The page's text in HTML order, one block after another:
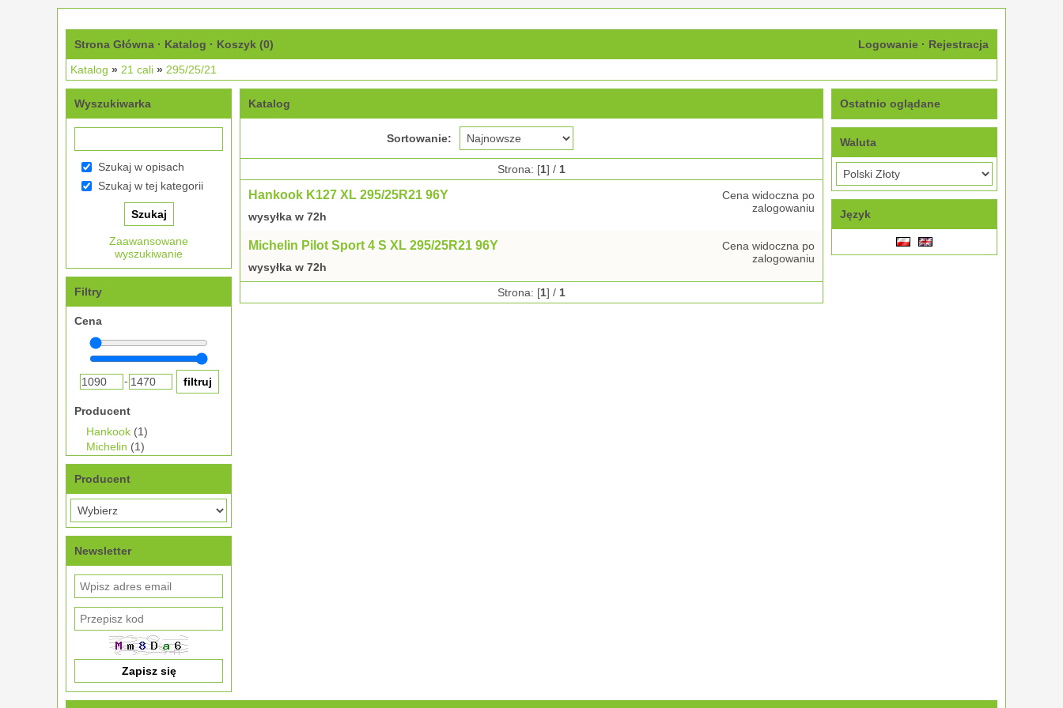
Strona Główna · Katalog · Koszyk (0) Logowanie · Rejestracja
Katalog » 21 cali » 295/25/21
Wyszukiwarka
Szukaj w opisach
Szukaj w tej kategorii
Zaawansowane
wyszukiwanie
Filtry
Cena
-
Producent
Hankook (1)
Michelin (1)
Producent
Newsletter
Katalog
Sortowanie:
Strona: [1] / 1
Hankook K127 XL 295/25R21 96Y
wysyłka w 72h
Cena widoczna po
zalogowaniu
Michelin Pilot Sport 4 S XL 295/25R21 96Y
wysyłka w 72h
Cena widoczna po
zalogowaniu
Strona: [1] / 1
Ostatnio oglądane
Waluta
Język